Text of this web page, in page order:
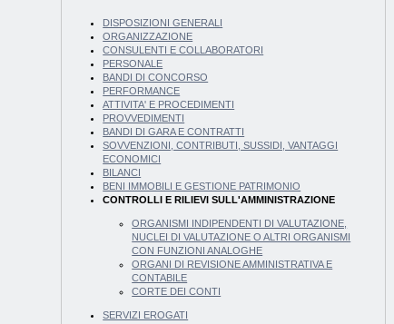
DISPOSIZIONI GENERALI
ORGANIZZAZIONE
CONSULENTI E COLLABORATORI
PERSONALE
BANDI DI CONCORSO
PERFORMANCE
ATTIVITA' E PROCEDIMENTI
PROVVEDIMENTI
BANDI DI GARA E CONTRATTI
SOVVENZIONI, CONTRIBUTI, SUSSIDI, VANTAGGI
ECONOMICI
BILANCI
BENI IMMOBILI E GESTIONE PATRIMONIO
CONTROLLI E RILIEVI SULL'AMMINISTRAZIONE
ORGANISMI INDIPENDENTI DI VALUTAZIONE,
NUCLEI DI VALUTAZIONE O ALTRI ORGANISMI
CON FUNZIONI ANALOGHE
ORGANI DI REVISIONE AMMINISTRATIVA E
CONTABILE
CORTE DEI CONTI
SERVIZI EROGATI